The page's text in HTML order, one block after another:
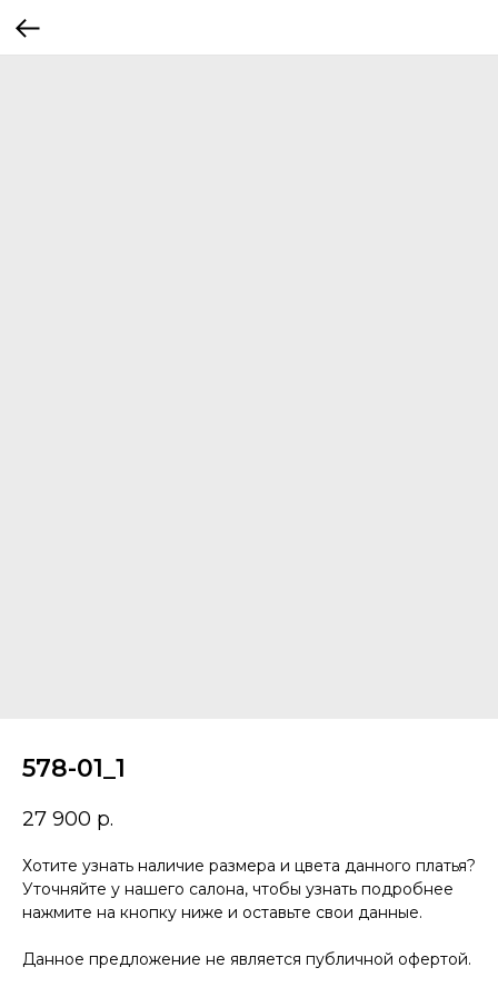
578-01_1
27 900 р.
Хотите узнать наличие размера и цвета данного платья?
Уточняйте у нашего салона, чтобы узнать подробнее
нажмите на кнопку ниже и оставьте свои данные.
Данное предложение не является публичной офертой.